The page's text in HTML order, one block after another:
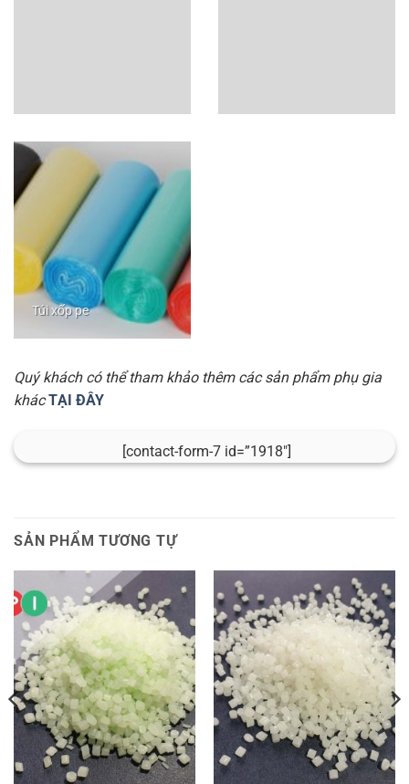
Túi xốp pe
Quý khách có thể tham khảo thêm các sản phẩm phụ gia
khác TẠI ĐÂY
[contact-form-7 id=”1918″]
SẢN PHẨM TƯƠNG TỰ